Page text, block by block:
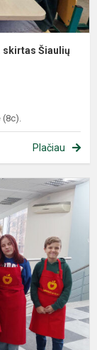
skirtas Šiaulių
Plačiau